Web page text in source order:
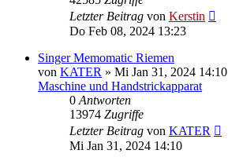
Letzter Beitrag von Kerstin
Do Feb 08, 2024 13:23
Singer Memomatic Riemen
von KATER » Mi Jan 31, 2024 14:10
Maschine und Handstrickapparat
0 Antworten
13974 Zugriffe
Letzter Beitrag von KATER
Mi Jan 31, 2024 14:10